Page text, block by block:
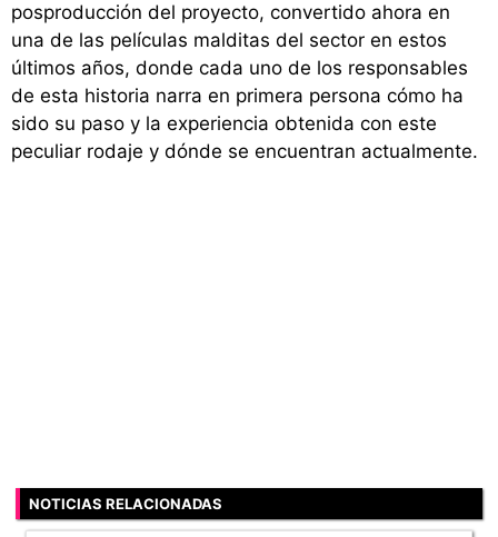
posproducción del proyecto, convertido ahora en
una de las películas malditas del sector en estos
últimos años, donde cada uno de los responsables
de esta historia narra en primera persona cómo ha
sido su paso y la experiencia obtenida con este
peculiar rodaje y dónde se encuentran actualmente.
NOTICIAS RELACIONADAS